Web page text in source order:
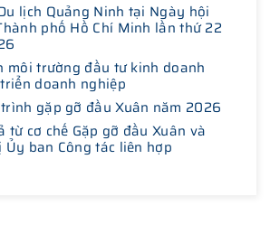
lịch Quảng Ninh tại Ngày hội
phố Hồ Chí Minh lần thứ 22
môi trường đầu tư kinh doanh
doanh nghiệp
gặp gỡ đầu Xuân năm 2026
từ cơ chế Gặp gỡ đầu Xuân và
Ủy ban Công tác liên hợp